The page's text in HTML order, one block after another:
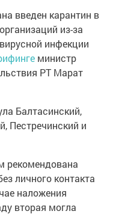
введен карантин в
из-за
инфекции
министр
РТ Марат
Балтасинский,
Пестречинский и
рекомендована
личного контакта
наложения
вторая могла